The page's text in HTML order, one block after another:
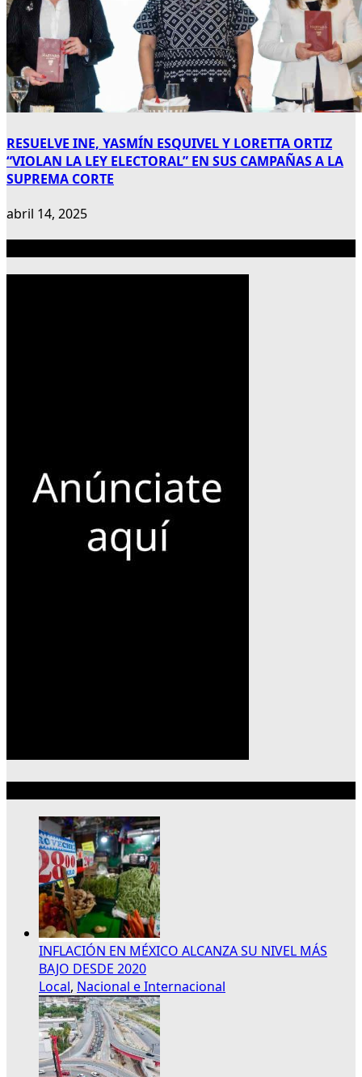
RESUELVE INE, YASMÍN ESQUIVEL Y LORETTA ORTIZ
“VIOLAN LA LEY ELECTORAL” EN SUS CAMPAÑAS A LA
SUPREMA CORTE
abril 14, 2025
INFLACIÓN EN MÉXICO ALCANZA SU NIVEL MÁS
BAJO DESDE 2020
Local, Nacional e Internacional